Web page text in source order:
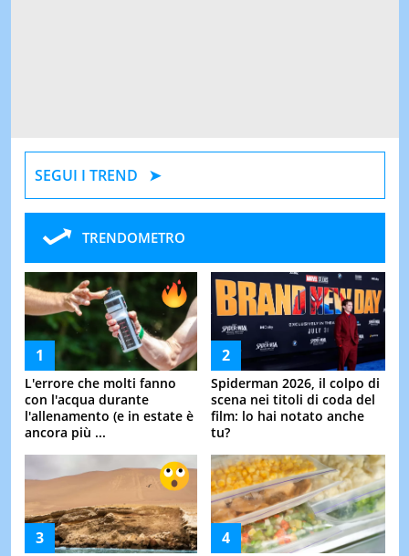
SEGUI I TREND
TRENDOMETRO
L'errore che molti fanno
con l'acqua durante
l'allenamento (e in estate è
ancora più ...
Spiderman 2026, il colpo di
scena nei titoli di coda del
film: lo hai notato anche
tu?